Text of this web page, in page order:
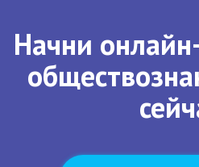
Начни